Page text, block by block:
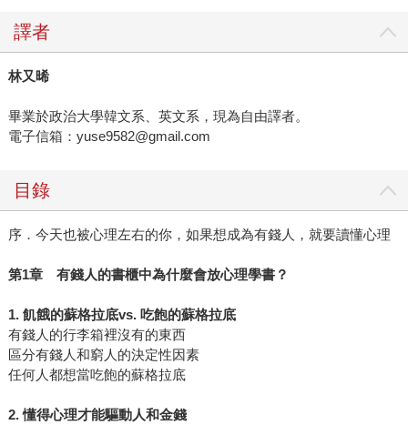
譯者
林又晞
畢業於政治大學韓文系、英文系，現為自由譯者。
電子信箱：yuse9582@gmail.com
目錄
序．今天也被心理左右的你，如果想成為有錢人，就要讀懂心理
第1章 有錢人的書櫃中為什麼會放心理學書？
1. 飢餓的蘇格拉底vs. 吃飽的蘇格拉底
有錢人的行李箱裡沒有的東西
區分有錢人和窮人的決定性因素
任何人都想當吃飽的蘇格拉底
2. 懂得心理才能驅動人和金錢